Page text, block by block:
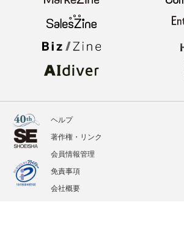
ヘルプ
著作権・リンク
会員情報管理
免責事項
会社概要